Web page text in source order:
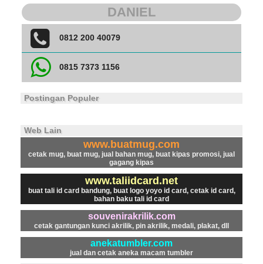
DANIEL
0812 200 40079
0815 7373 1156
Postingan Populer
Web Lain
www.buatmug.com
cetak mug, buat mug, jual bahan mug, buat kipas promosi, jual
gagang kipas
www.taliidcard.net
buat tali id card bandung, buat logo yoyo id card, cetak id card,
bahan baku tali id card
souvenirakrilik.com
cetak gantungan kunci akrilik, pin akrilik, medali, plakat, dll
anekatumbler.com
jual dan cetak aneka macam tumbler